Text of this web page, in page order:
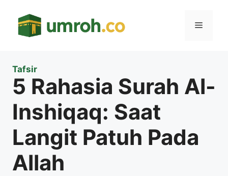
Menu
Tafsir
5 Rahasia Surah Al-
Inshiqaq: Saat
Langit Patuh Pada
Allah